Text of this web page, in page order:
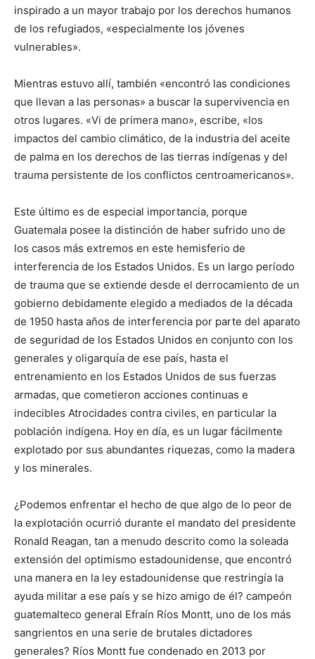
inspirado a un mayor trabajo por los derechos humanos
de los refugiados, «especialmente los jóvenes
vulnerables».
Mientras estuvo allí, también «encontró las condiciones
que llevan a las personas» a buscar la supervivencia en
otros lugares. «Vi de primera mano», escribe, «los
impactos del cambio climático, de la industria del aceite
de palma en los derechos de las tierras indígenas y del
trauma persistente de los conflictos centroamericanos».
Este último es de especial importancia, porque
Guatemala posee la distinción de haber sufrido uno de
los casos más extremos en este hemisferio de
interferencia de los Estados Unidos. Es un largo período
de trauma que se extiende desde el derrocamiento de un
gobierno debidamente elegido a mediados de la década
de 1950 hasta años de interferencia por parte del aparato
de seguridad de los Estados Unidos en conjunto con los
generales y oligarquía de ese país, hasta el
entrenamiento en los Estados Unidos de sus fuerzas
armadas, que cometieron acciones continuas e
indecibles Atrocidades contra civiles, en particular la
población indígena. Hoy en día, es un lugar fácilmente
explotado por sus abundantes riquezas, como la madera
y los minerales.
¿Podemos enfrentar el hecho de que algo de lo peor de
la explotación ocurrió durante el mandato del presidente
Ronald Reagan, tan a menudo descrito como la soleada
extensión del optimismo estadounidense, que encontró
una manera en la ley estadounidense que restringía la
ayuda militar a ese país y se hizo amigo de él? campeón
guatemalteco general Efraín Ríos Montt, uno de los más
sangrientos en una serie de brutales dictadores
generales? Ríos Montt fue condenado en 2013 por